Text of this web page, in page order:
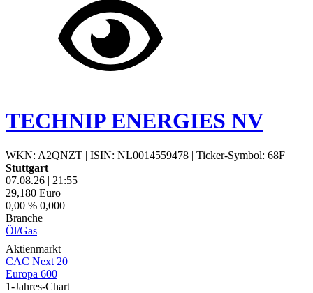
TECHNIP ENERGIES NV
WKN: A2QNZT | ISIN: NL0014559478 | Ticker-Symbol: 68F
Stuttgart
07.08.26 | 21:55
29,180 Euro
0,00 % 0,000
Branche
Öl/Gas
Aktienmarkt
CAC Next 20
Europa 600
1-Jahres-Chart